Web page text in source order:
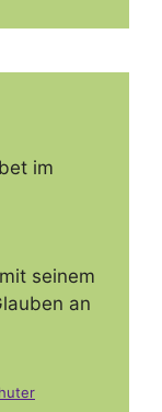
im
seinem
an